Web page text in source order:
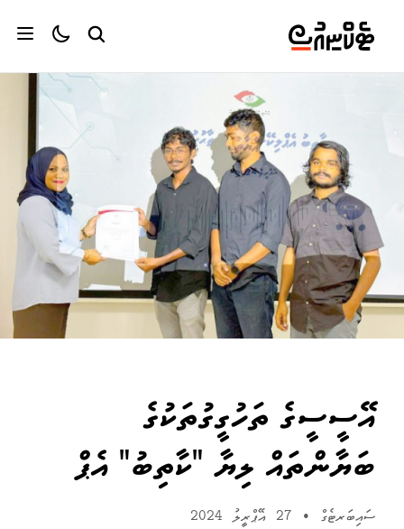
އޭސީސީގެ ތަހުގީގުތަކުގެ
ބަޔާންތައް ލިޔާ "ކާތިބު" އެޕް
ސައިބަރޓެގް •